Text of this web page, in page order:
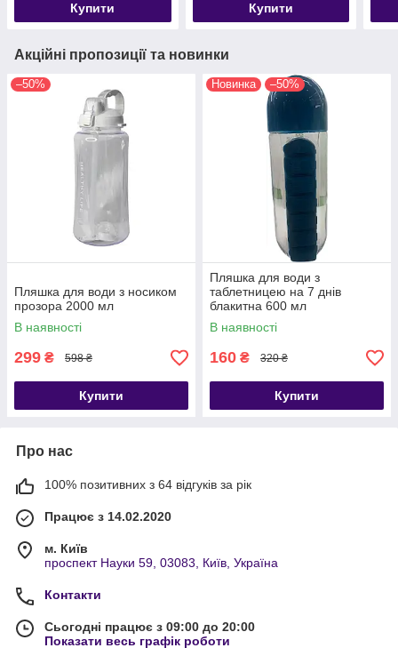
Купити Купити
Акційні пропозиції та новинки
–50%
Пляшка для води з носиком
прозора 2000 мл
В наявності
299 ₴ 598 ₴
Купити
Новинка –50%
Пляшка для води з
таблетницею на 7 днів
блакитна 600 мл
В наявності
160 ₴ 320 ₴
Купити
Про нас
100% позитивних з 64 відгуків за рік
Працює з 14.02.2020
м. Київ
проспект Науки 59, 03083, Київ, Україна
Контакти
Сьогодні працює з 09:00 до 20:00
Показати весь графік роботи